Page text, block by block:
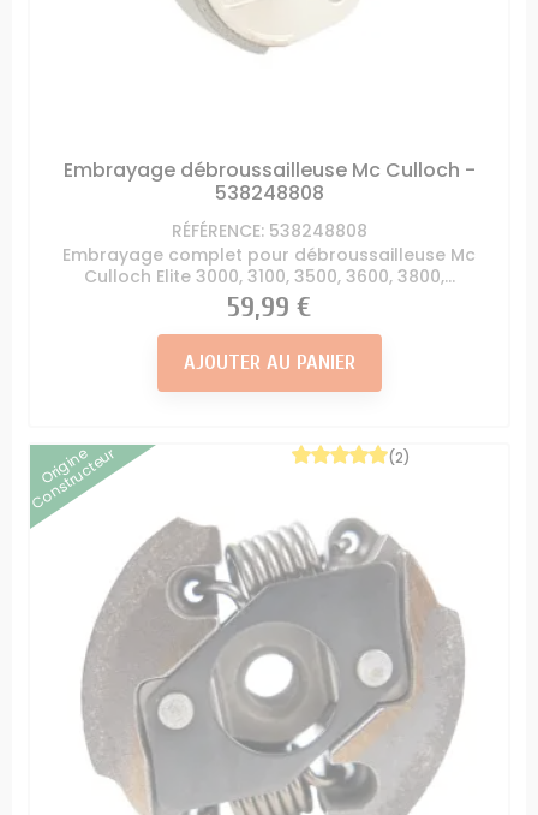
Embrayage débroussailleuse Mc Culloch -
538248808
RÉFÉRENCE: 538248808
Embrayage complet pour débroussailleuse Mc
Culloch Elite 3000, 3100, 3500, 3600, 3800,...
Prix
59,99 €
AJOUTER AU PANIER
Origine
Constructeur (2)